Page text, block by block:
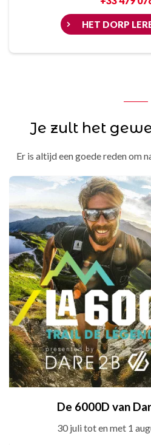
HET DORP
Je zult het
Er is altijd een goede reden om
De 6000D van
30 juli tot en met 1